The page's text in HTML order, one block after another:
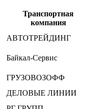
Транспортная
компания
АВТОТРЕЙДИНГ
Байкал-Сервис
ГРУЗОВОЗОФФ
ДЕЛОВЫЕ ЛИНИИ